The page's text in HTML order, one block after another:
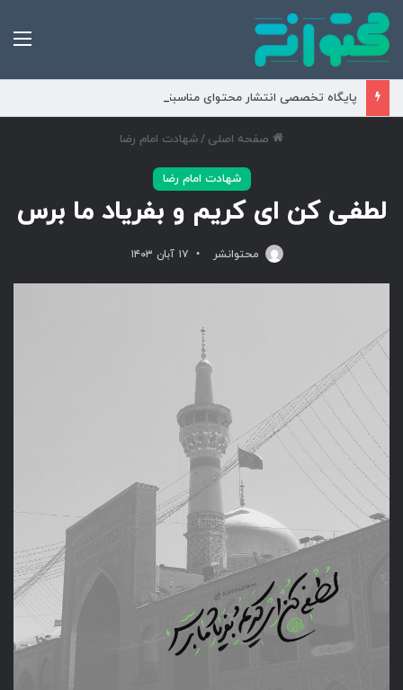
پایگاه تخصصی انتشار محتوای مناسبتی و موضوعی
صفحه اصلی /شهادت امام رضا
شهادت امام رضا
لطفی کن ای کریم و بفریاد ما برس
محتوانشر ۱۷ آبان ۱۴۰۳